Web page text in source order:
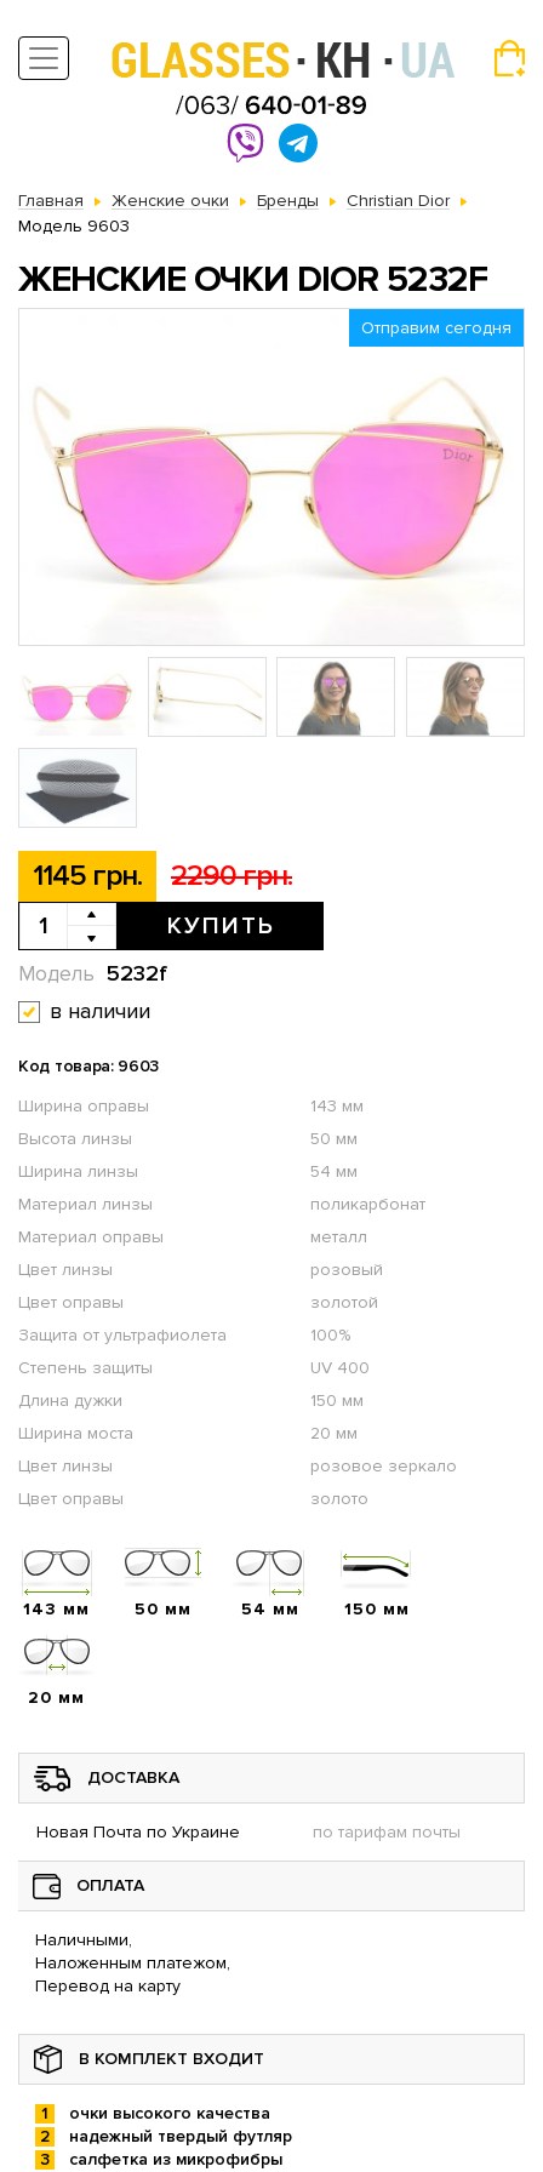
Главная Женские очки Бренды
Christian Dior
Модель 9603
ЖЕНСКИЕ ОЧКИ DIOR 5232F
Отправим сегодня
1145 грн. 2290 грн.
КУПИТЬ
5232f
Модель
в наличии
Код товара: 9603
Ширина оправы
143 мм
Высота линзы
50 мм
Ширина линзы
54 мм
Материал линзы
поликарбонат
Материал оправы
металл
Цвет линзы
розовый
Цвет оправы
золотой
Защита от ультрафиолета
100%
Степень защиты
UV 400
Длина дужки
150 мм
Ширина моста
20 мм
Цвет линзы
розовое зеркало
Цвет оправы
золото
143 мм 50 мм 54 мм 150 мм
20 мм
ДОСТАВКА
Новая Почта по Украине по тарифам почты
ОПЛАТА
Наличными,
Наложенным платежом,
Перевод на карту
В КОМПЛЕКТ ВХОДИТ
очки высокого качества
надежный твердый футляр
салфетка из микрофибры